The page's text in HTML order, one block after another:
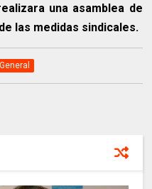
una asamblea de
las medidas sindicales.